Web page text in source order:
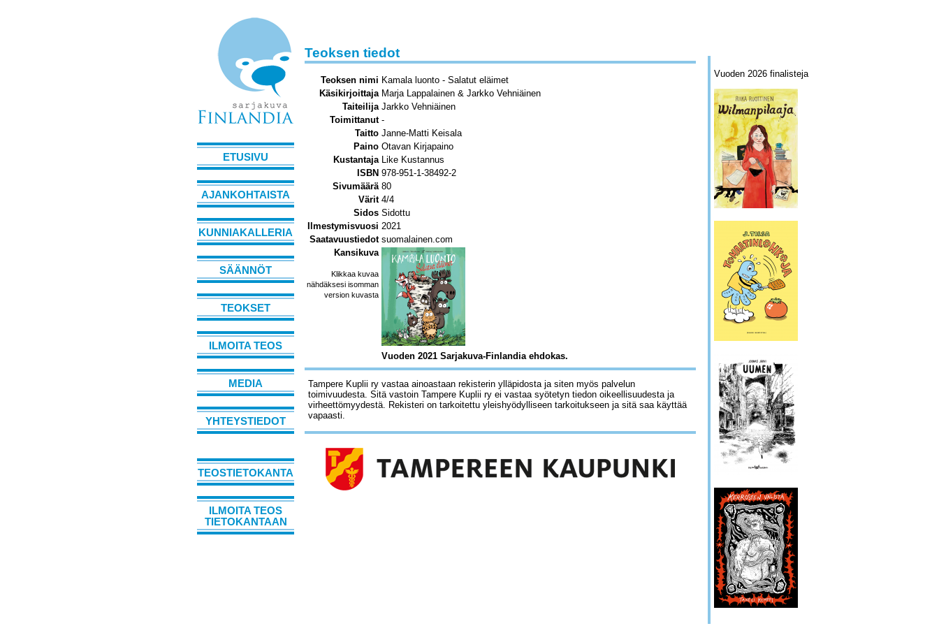
ETUSIVU
AJANKOHTAISTA
KUNNIAKALLERIA
SÄÄNNÖT
TEOKSET
ILMOITA TEOS
MEDIA
YHTEYSTIEDOT
TEOSTIETOKANTA
ILMOITA TEOS
TIETOKANTAAN
Teoksen tiedot
Teoksen nimi Kamala luonto - Salatut eläimet
Käsikirjoittaja Marja Lappalainen & Jarkko Vehniäinen
Taiteilija Jarkko Vehniäinen
Toimittanut -
Taitto Janne-Matti Keisala
Paino Otavan Kirjapaino
Kustantaja Like Kustannus
ISBN 978-951-1-38492-2
Sivumäärä 80
Värit 4/4
Sidos Sidottu
Ilmestymisvuosi 2021
Saatavuustiedot suomalainen.com
Kansikuva
Klikkaa kuvaa
nähdäksesi isomman
version kuvasta
Vuoden 2021 Sarjakuva-Finlandia ehdokas.
Tampere Kuplii ry vastaa ainoastaan rekisterin ylläpidosta ja siten myös palvelun
toimivuudesta. Sitä vastoin Tampere Kuplii ry ei vastaa syötetyn tiedon oikeellisuudesta ja
virheettömyydestä. Rekisteri on tarkoitettu yleishyödylliseen tarkoitukseen ja sitä saa käyttää
vapaasti.
Vuoden 2026 finalisteja